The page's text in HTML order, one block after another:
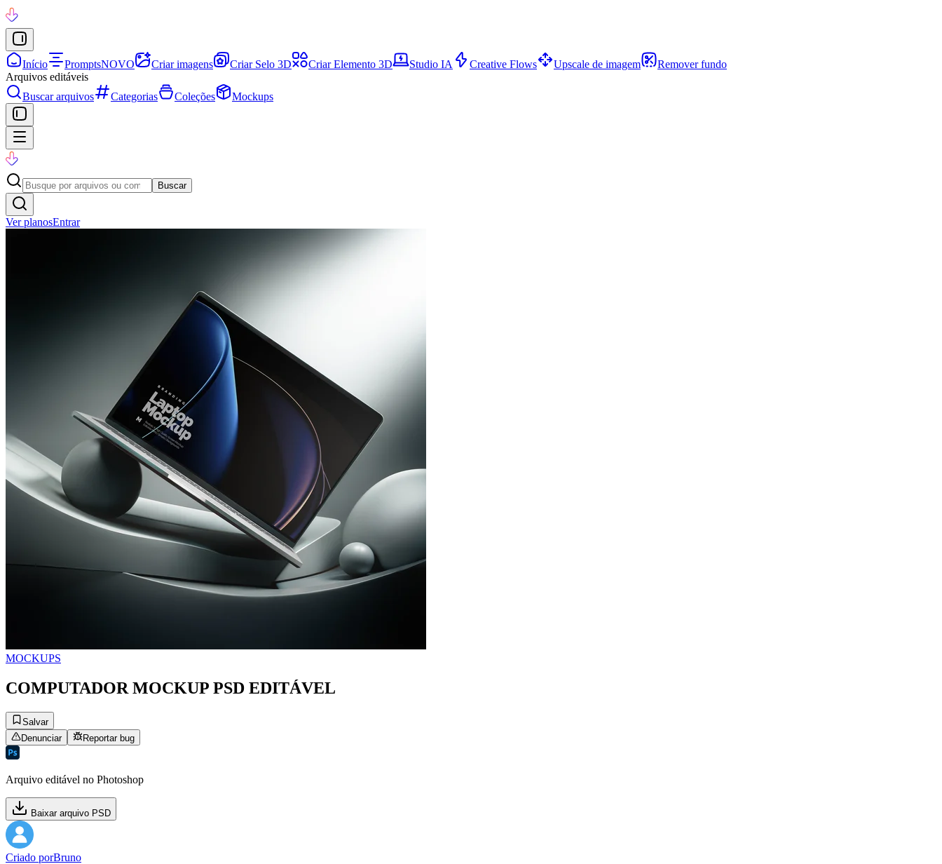
Início PromptsNOVO Criar imagens Criar Selo 3D Criar Elemento 3D Studio IA Creative Flows Upscale de imagem
Remover fundo
Arquivos editáveis
Buscar arquivos
Categorias Coleções Mockups
Buscar
Ver planosEntrar
MOCKUPS
COMPUTADOR MOCKUP PSD EDITÁVEL
Salvar
Denunciar
Reportar bug
Arquivo editável no Photoshop
Baixar arquivo PSD
Criado porBruno